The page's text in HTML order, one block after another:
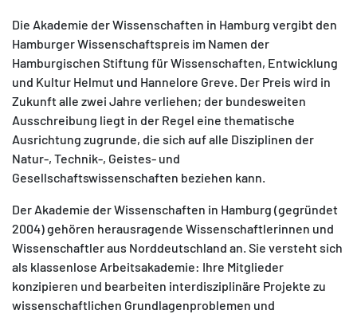
Die Akademie der Wissenschaften in Hamburg vergibt den
Hamburger Wissenschaftspreis im Namen der
Hamburgischen Stiftung für Wissenschaften, Entwicklung
und Kultur Helmut und Hannelore Greve. Der Preis wird in
Zukunft alle zwei Jahre verliehen; der bundesweiten
Ausschreibung liegt in der Regel eine thematische
Ausrichtung zugrunde, die sich auf alle Disziplinen der
Natur-, Technik-, Geistes- und
Gesellschaftswissenschaften beziehen kann.
Der Akademie der Wissenschaften in Hamburg (gegründet
2004) gehören herausragende Wissenschaftlerinnen und
Wissenschaftler aus Norddeutschland an. Sie versteht sich
als klassenlose Arbeitsakademie: Ihre Mitglieder
konzipieren und bearbeiten interdisziplinäre Projekte zu
wissenschaftlichen Grundlagenproblemen und